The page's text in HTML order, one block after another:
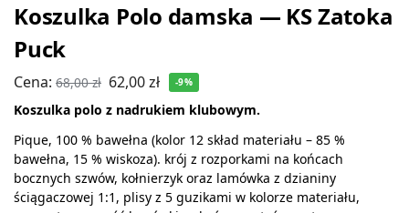
Koszulka Polo damska — KS Zatoka
Puck
Cena: 68,00zł 62,00zł -9%
Koszulka polo z nadrukiem klubowym.
Pique, 100 % bawełna (kolor 12 skład materiału – 85 %
bawełna, 15 % wiskoza). krój z rozporkami na końcach
bocznych szwów, kołnierzyk oraz lamówka z dzianiny
ściągaczowej 1:1, plisy z 5 guzikami w kolorze materiału,